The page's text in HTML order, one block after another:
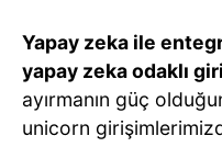
Yapay zeka ile
yapay zeka odaklı
ayırmanın güç
unicorn